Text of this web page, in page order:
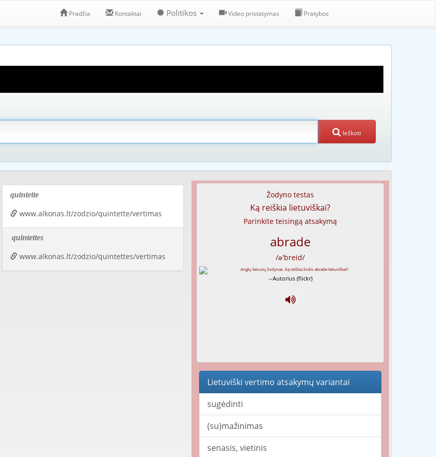
Pradžia Kontaktai Politikos Video pristatymas Pratybos
Ieškoti
quintette
www.alkonas.lt/zodzio/quintette/vertimas
quintettes
www.alkonas.lt/zodzio/quintettes/vertimas
Žodyno testas
Ką reiškia lietuviškai?
Parinkite teisingą atsakymą
abrade
/ə'breid/
--Autorius (flickr)
Lietuviški vertimo atsakymų variantai
sugėdinti
(su)mažinimas
senasis, vietinis